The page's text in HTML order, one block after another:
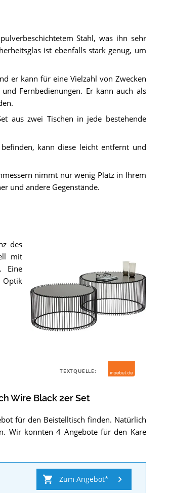
Stahl, was ihn sehr
ist ebenfalls stark genug, um
er kann für eine Vielzahl von Zwecken
Fernbedienungen. Er kann auch als
aus zwei Tischen in jede bestehende
kann diese leicht entfernt und
nimmt nur wenig Platz in Ihrem
und andere Gegenstände.
Wire
Set.
des
mit
Eine
Optik
TEXTQUELLE:
Wire Black 2er Set
für den Beistelltisch finden. Natürlich
Wir konnten 4 Angebote für den Kare
Zum Angebot